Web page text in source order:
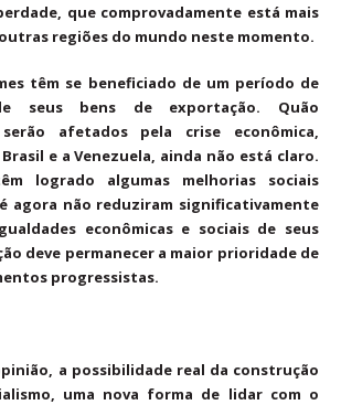
que comprovadamente está mais
regiões do mundo neste momento.
têm se beneficiado de um período de
seus bens de exportação. Quão
afetados pela crise econômica,
e a Venezuela, ainda não está claro.
logrado algumas melhorias sociais
agora não reduziram significativamente
econômicas e sociais de seus
deve permanecer a maior prioridade de
progressistas.
a possibilidade real da construção
uma nova forma de lidar com o